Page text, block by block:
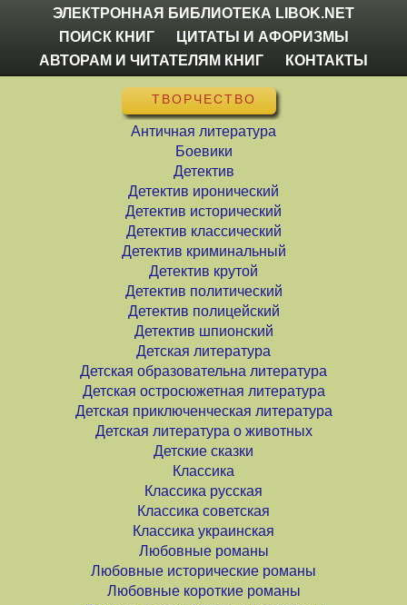
ЭЛЕКТРОННАЯ БИБЛИОТЕКА LIBOK.NET
ПОИСК КНИГ
ЦИТАТЫ И АФОРИЗМЫ
АВТОРАМ И ЧИТАТЕЛЯМ КНИГ
КОНТАКТЫ
ТВОРЧЕСТВО
Античная литература
Боевики
Детектив
Детектив иронический
Детектив исторический
Детектив классический
Детектив криминальный
Детектив крутой
Детектив политический
Детектив полицейский
Детектив шпионский
Детская литература
Детская образовательна литература
Детская остросюжетная литература
Детская приключенческая литература
Детская литература о животных
Детские сказки
Классика
Классика русская
Классика советская
Классика украинская
Любовные романы
Любовные исторические романы
Любовные короткие романы